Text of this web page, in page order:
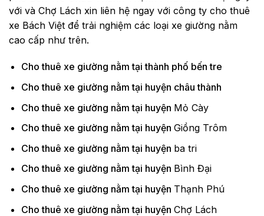
với và Chợ Lách xin liên hệ ngay với công ty cho thuê
xe Bách Việt để trải nghiệm các loại xe giường nằm
cao cấp như trên.
Cho thuê xe giường nằm tại thành phố bến tre
Cho thuê xe giường nằm tại huyện châu thành
Cho thuê xe giường nằm tại huyện Mỏ Cày
Cho thuê xe giường nằm tại huyện Giồng Trôm
Cho thuê xe giường nằm tại huyện ba tri
Cho thuê xe giường nằm tại huyện Bình Đại
Cho thuê xe giường nằm tại huyện Thạnh Phú
Cho thuê xe giường nằm tại huyện Chợ Lách